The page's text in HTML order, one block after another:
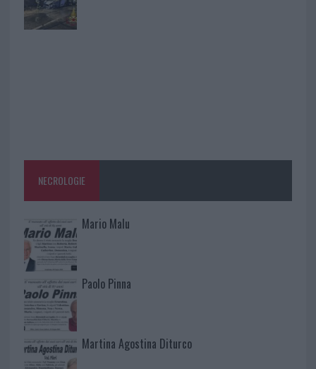
NECROLOGIE
Mario Malu
Paolo Pinna
Martina Agostina Diturco